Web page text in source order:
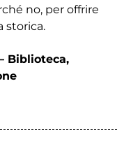
no, per offrire
storica.
Biblioteca,